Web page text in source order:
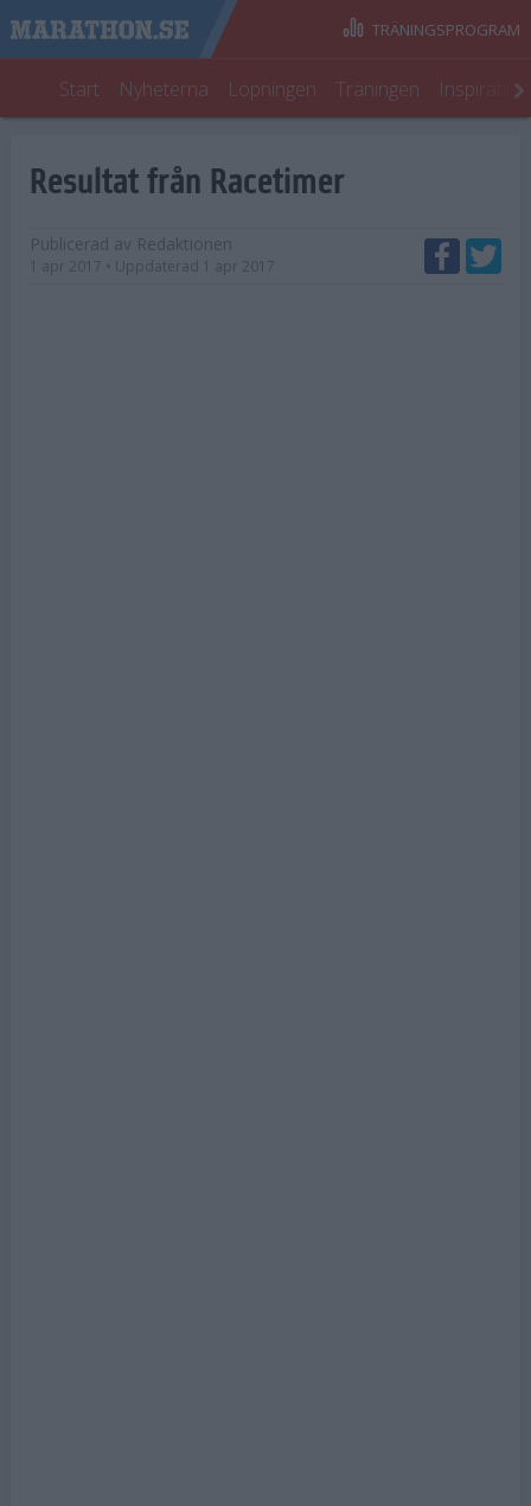
Start Nyheterna Löpningen Träningen
TRÄNINGSPROGRAM
Resultat från Racetimer
Publicerad av Redaktionen
1 apr 2017 • Uppdaterad 1 apr 2017